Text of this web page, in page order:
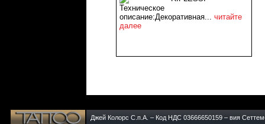
Техническое
описание:Декоративная... читайте
далее
Джей Колорс С.п.А. – Код НДС 03666650159 – вия